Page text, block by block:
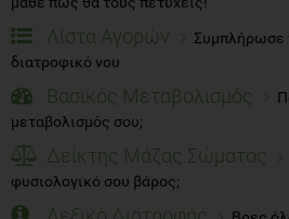
Λίστα Αγορών
Συμπλήρωσε
διατροφικό νου
Βασικός Μεταβολισμός
μεταβολισμός σου;
Δείκτης Μάζας Σώματος
φυσιολογικό σου βάρος;